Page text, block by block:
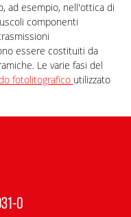
ad esempio, nell'ottica di
componenti
essere costituiti da
Le varie fasi del
fotolitografico utilizzato
0